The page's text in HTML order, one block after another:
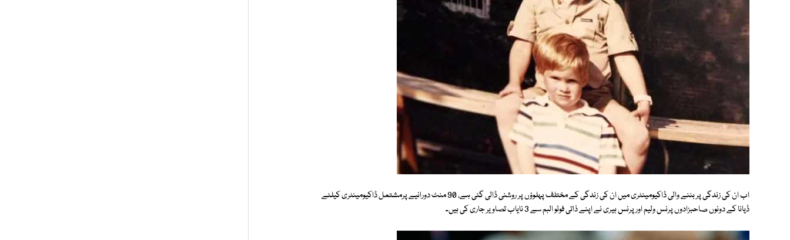
اب ان کی زندگی پر بننے والی ڈاکیومینٹری میں ان کی زندگی کے مختلف پہلوؤں پر روشنی ڈالی گئی ہے، 90 منٹ دورانیے پرمشتمل ڈاکیومینٹری کیلئے
ڈیانا کے دونوں صاحبزادوں پرنس ولیم اور پرنس ہیری نے اپنے ذاتی فوٹو البم سے 3 نایاب تصاویر جاری کی ہیں۔